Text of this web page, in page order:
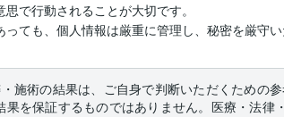
で行動されることが大切です。
施術の結果は、ご自身で判断いただくための
果を保証するものではありません。医療・法律